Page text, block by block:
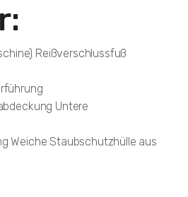
Reißverschlussfuß
Untere
Weiche Staubschutzhülle aus